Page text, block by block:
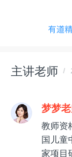
主讲老师
梦梦
教师资
国儿童
家项目